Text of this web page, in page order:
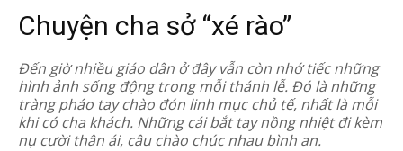
Chuyện cha sở “xé rào”
Đến giờ nhiều giáo dân ở đây vẫn còn nhớ tiếc những
hình ảnh sống động trong mỗi thánh lễ. Đó là những
tràng pháo tay chào đón linh mục chủ tế, nhất là mỗi
khi có cha khách. Những cái bắt tay nồng nhiệt đi kèm
nụ cười thân ái, câu chào chúc nhau bình an.